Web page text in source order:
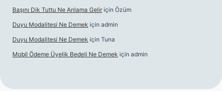
Başını Dik Tuttu Ne Anlama Gelir için Özüm
Duyu Modalitesi Ne Demek için admin
Duyu Modalitesi Ne Demek için Tuna
Mobil Ödeme Üyelik Bedeli Ne Demek için admin